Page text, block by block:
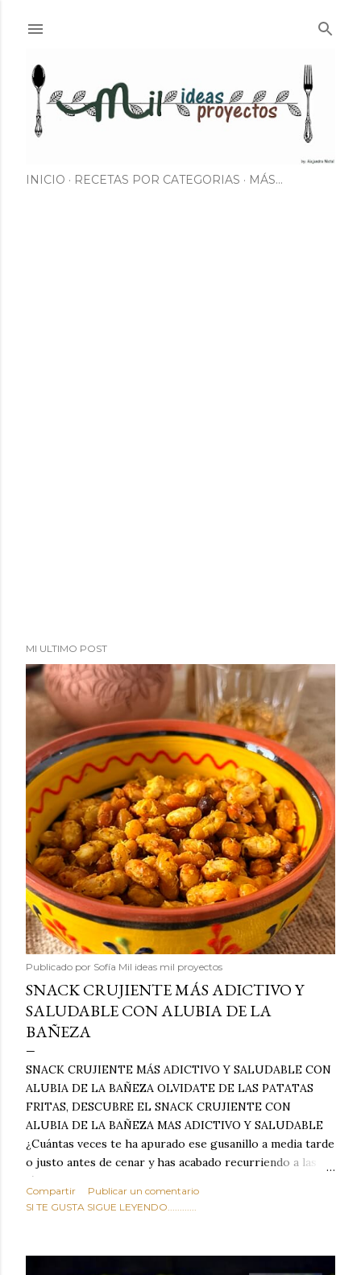
INICIO RECETAS POR CATEGORIAS MÁS…
MI ULTIMO POST
Publicado por Sofía Mil ideas mil proyectos
SNACK CRUJIENTE MÁS ADICTIVO Y
SALUDABLE CON ALUBIA DE LA
BAÑEZA
SNACK CRUJIENTE MÁS ADICTIVO Y SALUDABLE CON
ALUBIA DE LA BAÑEZA OLVIDATE DE LAS PATATAS
FRITAS, DESCUBRE EL SNACK CRUJIENTE CON
ALUBIA DE LA BAÑEZA MAS ADICTIVO Y SALUDABLE
¿Cuántas veces te ha apurado ese gusanillo a media tarde
o justo antes de cenar y has acabado recurriendo a las
típicas patatas de bolsa, frutos secos fritos o snacks
ultraprocesados llenos de grasas saturadas y sodio?
sabroso, con ese toque tostado y crujiente que tanto nos
Compartir
Publicar un comentario
SI TE GUSTA SIGUE LEYENDO............